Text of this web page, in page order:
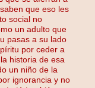
que eso les
social no
un adulto que
pasas a su lado
por ceder a
historia de esa
un niño de la
ignorancia y no